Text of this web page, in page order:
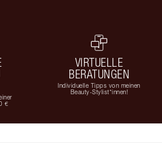
€
VIRTUELLE
BERATUNGEN
Individuelle Tipps von meinen
Beauty-Stylist*innen!